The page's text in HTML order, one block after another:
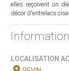
elles reçoivent un
décor d'entrelacs
LOCALISATION